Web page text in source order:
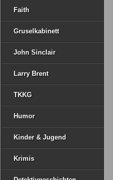
Faith
Gruselkabinett
John Sinclair
Larry Brent
TKKG
Humor
Kinder & Jugend
Krimis